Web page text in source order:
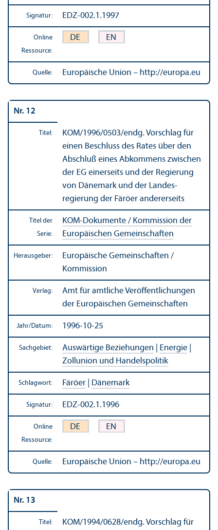
Signatur: EDZ-002.1.1997
Online
Ressource:
DE EN
Quelle: Europäische Union – http://europa.eu
Nr. 12
Titel: KOM/1996/0503/endg. Vorschlag für
einen Beschluss des Rates über den
Abschluß eines Abkommens zwischen
der EG einerseits und der Regierung
von Dänemark und der Landes­
regierung der Färöer andererseits
Titel der
Serie:
KOM-Dokumente / Kommission der
Europäischen Gemeinschaften
Herausgeber:
Europäische Gemeinschaften /
Kommission
Verlag:
Amt für amtliche Veröffentlichungen
der Europäischen Gemeinschaften
Jahr/Datum: 1996-10-25
Sachgebiet: Auswärtige Beziehungen Energie
Zollunion und Handels­politik
Schlagwort: Färöer Dänemark
Signatur: EDZ-002.1.1996
Online
Ressource:
DE EN
Quelle: Europäische Union – http://europa.eu
Nr. 13
Titel: KOM/1994/0628/endg. Vorschlag für